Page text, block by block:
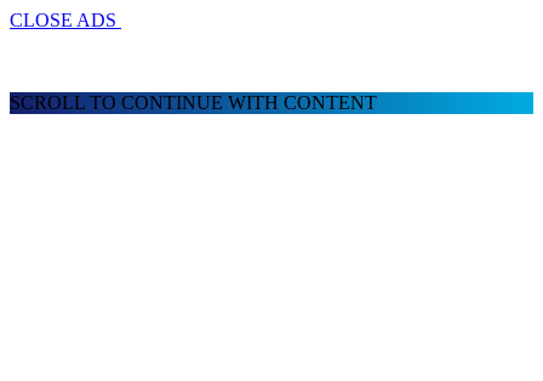
CLOSE ADS
SCROLL TO CONTINUE WITH CONTENT